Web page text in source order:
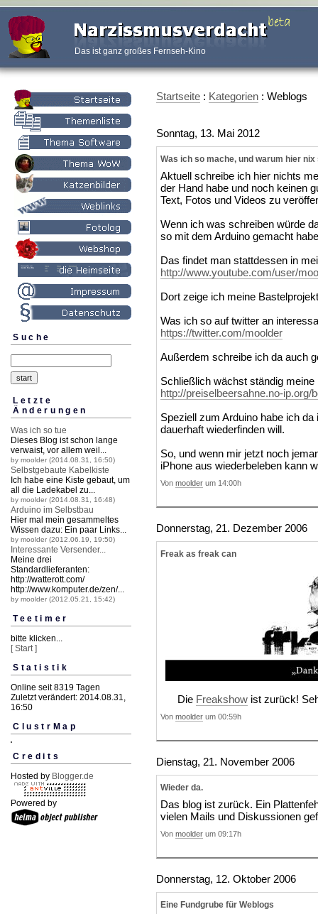
Das ist ganz großes Fernseh-Kino
Suche
Letzte
Änderungen
Was ich so tue
Dieses Blog ist schon lange
verwaist, vor allem weil...
by moolder (2014.08.31, 16:50)
Selbstgebaute Kabelkiste
Ich habe eine Kiste gebaut, um
all die Ladekabel zu...
by moolder (2014.08.31, 16:48)
Arduino im Selbstbau
Hier mal mein gesammeltes
Wissen dazu: Ein paar Links...
by moolder (2012.06.19, 19:50)
Interessante Versender...
Meine drei
Standardlieferanten:
http://watterott.com/
http://www.komputer.de/zen/...
by moolder (2012.05.21, 15:42)
Teetimer
bitte klicken...
[ Start ]
Statistik
Online seit 8319 Tagen
Zuletzt verändert: 2014.08.31,
16:50
ClustrMap
Credits
Hosted by Blogger.de
Powered by
Startseite : Kategorien : Weblogs
Sonntag, 13. Mai 2012
Was ich so mache, und warum hier nix
Aktuell schreibe ich hier nichts
der Hand habe und noch keinen
Text, Fotos und Videos zu
Wenn ich was schreiben würde
so mit dem Arduino gemacht
Das findet man stattdessen in
http://www.youtube.com/user/
Dort zeige ich meine
Was ich so auf twitter an
https://twitter.com/moolder
Außerdem schreibe ich da auch
Schließlich wächst ständig
http://preiselbeersahne.no-ip.org/
Speziell zum Arduino habe ich
dauerhaft wiederfinden will.
So, und wenn mir jetzt noch
iPhone aus wiederbeleben kann
Von moolder um 14:00h
Donnerstag, 21. Dezember 2006
Freak as freak can
Die Freakshow ist zurück!
Von moolder um 00:59h
Dienstag, 21. November 2006
Wieder da.
Das blog ist zurück. Ein
vielen Mails und Diskussionen
Von moolder um 09:17h
Donnerstag, 12. Oktober 2006
Eine Fundgrube für Weblogs